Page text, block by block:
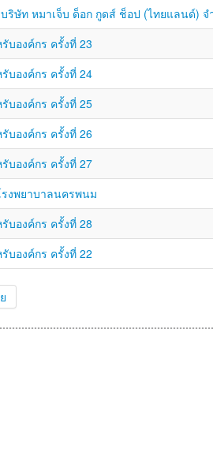
ริษัท หมาเจ็บ ด็อก กูดส์ ช็อป (ไทยแลนด์) จ
บองค์กร ครั้งที่ 23
บองค์กร ครั้งที่ 24
บองค์กร ครั้งที่ 25
บองค์กร ครั้งที่ 26
บองค์กร ครั้งที่ 27
งพยาบาลนครพนม
บองค์กร ครั้งที่ 28
บองค์กร ครั้งที่ 22